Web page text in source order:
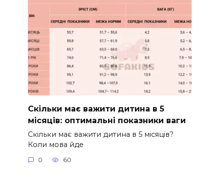
Скільки має важити дитина в 5
місяців: оптимальні показники ваги
Скільки має важити дитина в 5 місяців?
Коли мова йде
0 60